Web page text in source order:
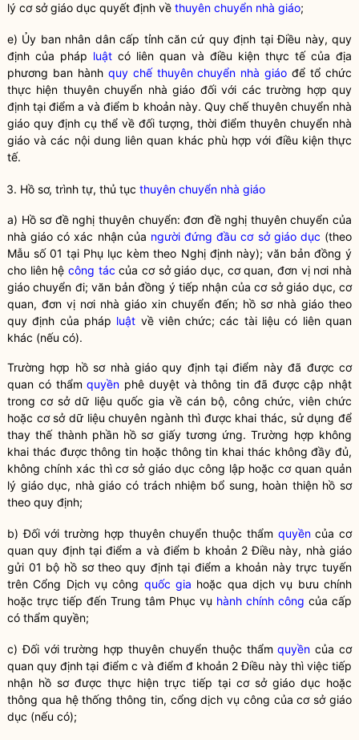
lý cơ sở giáo dục quyết định về thuyên chuyển nhà giáo;
e) Ủy ban nhân dân cấp tỉnh căn cứ quy định tại Điều này, quy
định của pháp luật có liên quan và điều kiện thực tế của địa
phương ban hành quy chế thuyên chuyển nhà giáo để tổ chức
thực hiện thuyên chuyển nhà giáo đối với các trường hợp quy
định tại điểm a và điểm b khoản này. Quy chế thuyên chuyển nhà
giáo quy định cụ thể về đối tượng, thời điểm thuyên chuyển nhà
giáo và các nội dung liên quan khác phù hợp với điều kiện thực
tế.
3. Hồ sơ, trình tự, thủ tục thuyên chuyển nhà giáo
a) Hồ sơ đề nghị thuyên chuyển: đơn đề nghị thuyên chuyển của
nhà giáo có xác nhận của người đứng đầu cơ sở giáo dục (theo
Mẫu số 01 tại Phụ lục kèm theo Nghị định này); văn bản đồng ý
cho liên hệ công tác của cơ sở giáo dục, cơ quan, đơn vị nơi nhà
giáo chuyển đi; văn bản đồng ý tiếp nhận của cơ sở giáo dục, cơ
quan, đơn vị nơi nhà giáo xin chuyển đến; hồ sơ nhà giáo theo
quy định của pháp luật về viên chức; các tài liệu có liên quan
khác (nếu có).
Trường hợp hồ sơ nhà giáo quy định tại điểm này đã được cơ
quan có thẩmquyền phê duyệt và thông tin đã được cập nhật
trong cơ sở dữ liệu quốc gia về cán bộ, công chức, viên chức
hoặc cơ sở dữ liệu chuyên ngành thì được khai thác, sử dụng để
thay thế thành phần hồ sơ giấy tương ứng. Trường hợp không
khai thác được thông tin hoặc thông tin khai thác không đầy đủ,
không chính xác thì cơ sở giáo dục công lập hoặccơ quan quản
lý giáo dục, nhà giáo có trách nhiệm bổ sung, hoàn thiện hồ sơ
theo quy định;
b) Đối với trường hợp thuyên chuyển thuộc thẩm quyềncủa cơ
quan quy định tại điểm a và điểm b khoản 2 Điều này, nhà giáo
gửi 01 bộ hồ sơ theo quy định tại điểm a khoản này trực tuyến
trên Cổng Dịch vụ công quốc gia hoặc qua dịch vụ bưu chính
hoặc trực tiếp đến Trung tâm Phục vụ hành chính công của cấp
có thẩm quyền;
c) Đối với trường hợp thuyên chuyển thuộc thẩmquyền của cơ
quan quy định tại điểm c và điểm đ khoản 2 Điều này thì việc tiếp
nhận hồ sơ được thực hiện trực tiếp tại cơ sở giáo dục hoặc
thông qua hệ thống thông tin, cổng dịch vụ công của cơ sở giáo
dục (nếu có);